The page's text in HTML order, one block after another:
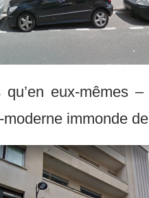
eux-mêmes
moderne immonde